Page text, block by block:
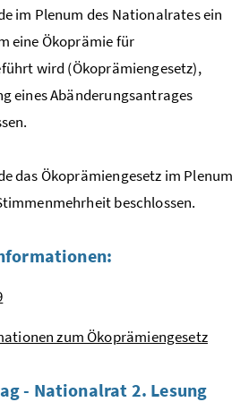
im Plenum des Nationalrates ein
eine Ökoprämie für
wird (Ökoprämiengesetz),
eines Abänderungsantrages
das Ökoprämiengesetz im Plenum
beschlossen.
zum Ökoprämiengesetz
- Nationalrat 2. Lesung